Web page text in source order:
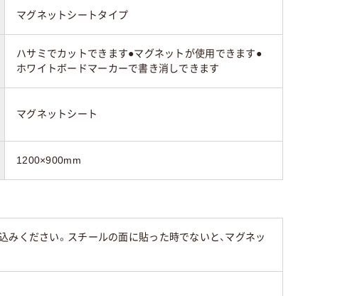
マグネットシートタイプ
ハサミでカットできます●マグネットが使用できます●
ホワイトボードマーカーで書き消しできます
マグネットシート
1200×900mm
みください。スチールの面に貼った時でないと、マグネッ